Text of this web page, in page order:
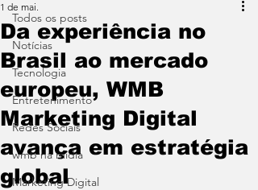
Todos os posts
Notícias
Tecnologia
Entretenimento
Redes Sociais
wmb na mídia
Marketing Digital
Da experiência no
Brasil ao mercado
europeu, WMB
Marketing Digital
avança em estratégia
global
1 de mai.